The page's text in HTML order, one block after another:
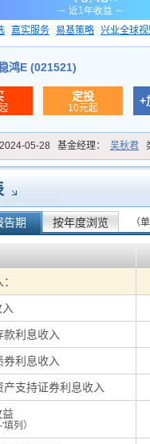
嘉实服务 易基策略 兴业全球
鸿E (021521)
定投
10元起
+
2024-05-28 基金经理： 吴秋君
告期 按年度浏览 （
款利息收入
券利息收入
产支持证券利息收入
填列）